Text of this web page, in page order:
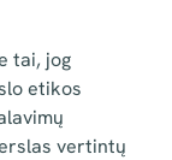
tai, jog
etikos
vertintų